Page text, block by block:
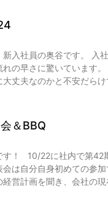
新入社員の奥谷です。 入
れの早さに驚いています
丈夫なのかと不安だら
＆BBQ
す！ 10/22に社内で第42
は自分自身初めての参
経営計画を聞き、会社の現